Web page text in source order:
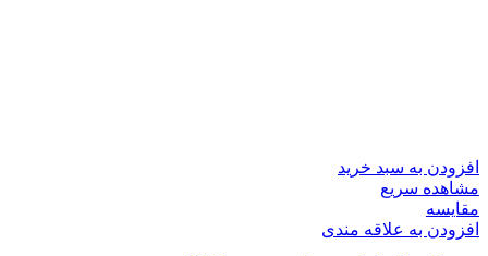
افزودن به سبد خرید
مشاهده سریع
مقایسه
افزودن به علاقه مندی